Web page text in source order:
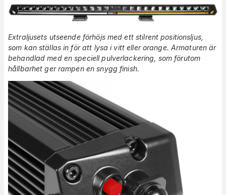
Extraljusets utseende förhöjs med ett stilrent positionsljus,
som kan ställas in för att lysa i vitt eller orange. Armaturen är
behandlad med en speciell pulverlackering, som förutom
hållbarhet ger rampen en snygg finish.